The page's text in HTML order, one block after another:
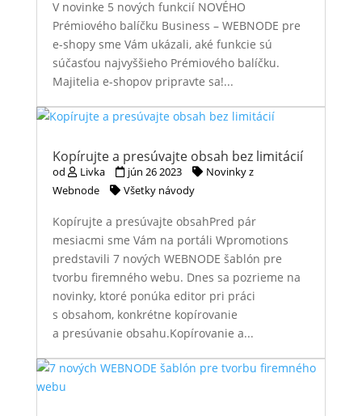
V novinke 5 nových funkcií NOVÉHO
Prémiového balíčku Business – WEBNODE pre
e-shopy sme Vám ukázali, aké funkcie sú
súčasťou najvyššieho Prémiového balíčku.
Majitelia e-shopov pripravte sa!...
Kopírujte a presúvajte obsah bez limitácií
od Livka jún 26 2023
Novinky z
Webnode
Všetky návody
Kopírujte a presúvajte obsahPred pár
mesiacmi sme Vám na portáli Wpromotions
predstavili 7 nových WEBNODE šablón pre
tvorbu firemného webu. Dnes sa pozrieme na
novinky, ktoré ponúka editor pri práci
s obsahom, konkrétne kopírovanie
a presúvanie obsahu.Kopírovanie a...